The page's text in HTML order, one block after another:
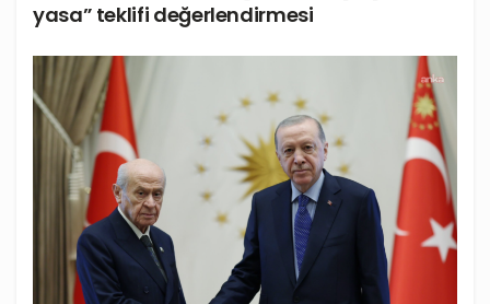
yasa” teklifi değerlendirmesi